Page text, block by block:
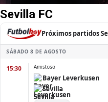
Sevilla FC